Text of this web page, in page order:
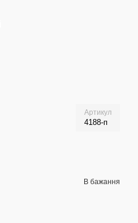
Артикул
4188-п
В бажання